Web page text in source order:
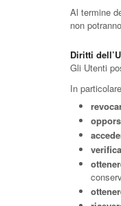
Al termine
non
Diritti
Gli Utenti
In